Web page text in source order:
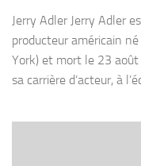
Jerry Adler Jerry Adler
producteur américain
York) et mort le 23
sa carrière d’acteur, à